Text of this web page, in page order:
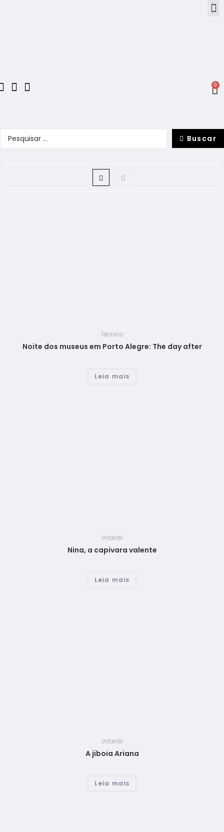
0
Buscar
Técnico
Noite dos museus em Porto Alegre: The day after
Leia mais
Infantil
Nina, a capivara valente
Leia mais
Infantil
A jiboia Ariana
Leia mais